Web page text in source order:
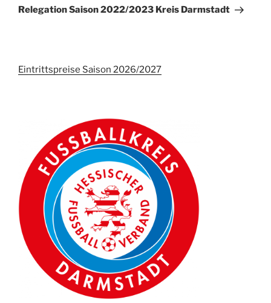
Beitrag
Relegation Saison 2022/2023 Kreis Darmstadt
Eintrittspreise Saison 2026/2027